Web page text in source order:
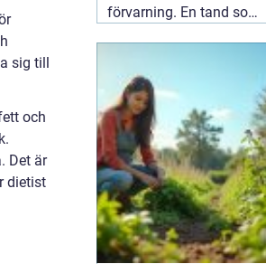
sig till
och
Det är
dietist
förvarning. En tand som
du knappt kan sova. En
fyllning kan lossna
lagom till helgen, eller en
tand kan skadas vid en
olycka. I sådana lägen
söker många på04 juni
2026